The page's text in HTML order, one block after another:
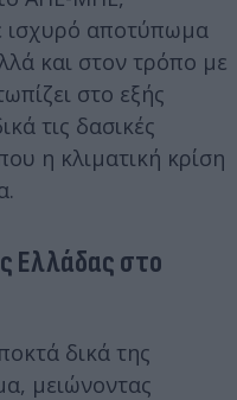
ισχυρό αποτύπωμα
και στον τρόπο με
στο εξής
τις δασικές
η κλιματική κρίση
Ελλάδας στο
δικά της
μειώνοντας